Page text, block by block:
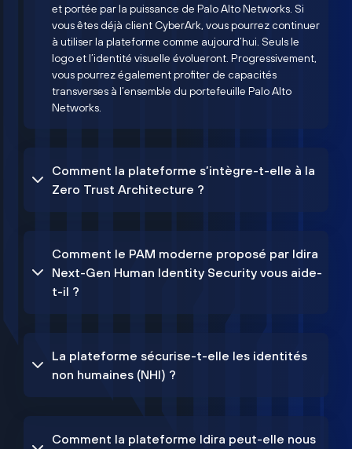
et portée par la puissance de Palo Alto Networks. Si
vous êtes déjà client CyberArk, vous pourrez continuer
à utiliser la plateforme comme aujourd’hui. Seuls le
logo et l’identité visuelle évolueront. Progressivement,
vous pourrez également profiter de capacités
transverses à l’ensemble du portefeuille Palo Alto
Networks.
Comment la plateforme s’intègre-t-elle à la
Zero Trust Architecture ?
Comment le PAM moderne proposé par Idira
Next-Gen Human Identity Security vous aide-
t-il ?
La plateforme sécurise-t-elle les identités
non humaines (NHI) ?
Comment la plateforme Idira peut-elle nous